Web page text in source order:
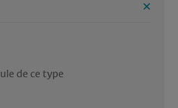
de ce type